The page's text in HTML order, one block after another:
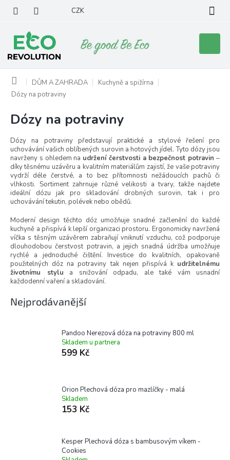
obsah
CZK
košík
Domů DŮM A ZAHRADA
Kuchyně a spižírna
Dózy na potraviny
Dózy na potraviny
Dózy na potraviny představují praktické a stylové řešení pro
uchovávání vašich oblíbených surovin a hotových jídel. Tyto dózy jsou
navrženy s ohledem na udržení čerstvosti a bezpečnost potravin –
díky těsnému uzávěru a kvalitním materiálům zajistí, že vaše potraviny
vydrží déle čerstvé, a to bez přítomnosti nežádoucích pachů či
vlhkosti. Sortiment zahrnuje různé velikosti a tvary, takže najdete
ideální dózu jak pro skladování drobných surovin, tak i pro
uchovávání tekutin, polévek nebo obědů.
Moderní design těchto dóz umožňuje snadné začlenění do každé
kuchyně a přispívá k lepší organizaci prostoru. Ergonomicky navržená
víčka s těsným uzávěrem zabraňují vniknutí vzduchu, což podporuje
dlouhodobou čerstvost potravin, a jejich snadná údržba umožňuje
rychlé a jednoduché čištění. Investice do kvalitních, opakovaně
použitelných dóz na potraviny tak nejen přispívá k udržitelnému
životnímu stylu a snižování odpadu, ale také vám usnadní
každodenní vaření a skladování.
Nejprodávanější
Pandoo Nerezová dóza na potraviny 800 ml
Skladem u partnera
599 Kč
Orion Plechová dóza pro mazlíčky - malá
Skladem
153 Kč
Kesper Plechová dóza s bambusovým víkem -
Cookies